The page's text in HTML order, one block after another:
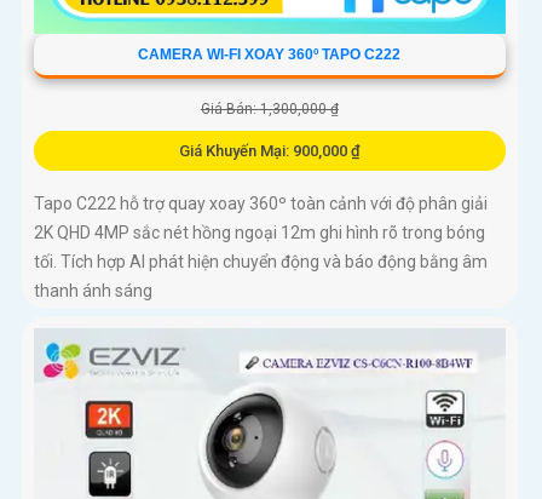
CAMERA WI-FI XOAY 360º TAPO C222
Giá Bán: 1,300,000 ₫
Giá Khuyến Mại: 900,000 ₫
Tapo C222 hỗ trợ quay xoay 360º toàn cảnh với độ phân giải
2K QHD 4MP sắc nét hồng ngoại 12m ghi hình rõ trong bóng
tối. Tích hợp AI phát hiện chuyển động và báo động bằng âm
thanh ánh sáng